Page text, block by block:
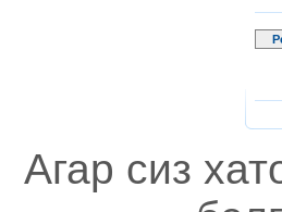
Агар сиз